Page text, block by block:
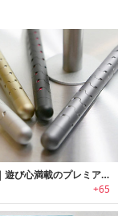
SPECTA｜遊び心満載のプレミアム合金ペン・フィジェットボール「スペクタ」
+65